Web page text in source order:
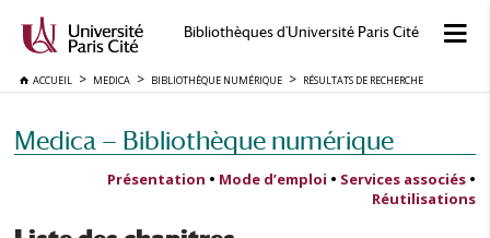
Bibliothèques d'Université Paris Cité
ACCUEIL MEDICA BIBLIOTHÈQUE NUMÉRIQUE RÉSULTATS DE RECHERCHE
Medica — Bibliothèque numérique
Présentation • Mode d’emploi • Services associés •
Réutilisations